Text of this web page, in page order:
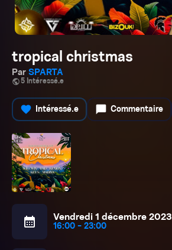
tropical christmas
Par SPARTA
public5 Intéressé.e
favorite Intéressé.e chat_bubble Commentaire
calendar_month Vendredi 1 décembre 2023
16:00 - 23:00